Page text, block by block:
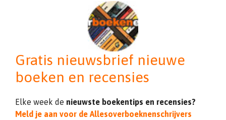
Gratis nieuwsbrief nieuwe
boeken en recensies
Elke week de nieuwste boekentips en recensies?
Meld je aan voor de Allesoverboeknenschrijvers